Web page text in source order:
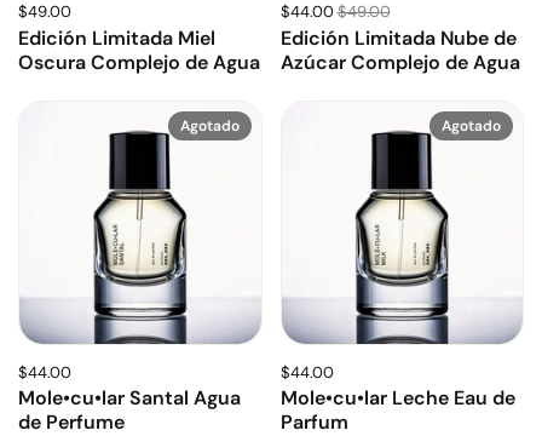
$49.00
Edición Limitada Miel
Oscura Complejo de Agua
$44.00$49.00
Edición Limitada Nube de
Azúcar Complejo de Agua
$44.00
Mole•cu•lar Santal Agua
de Perfume
Agotado
$44.00
Mole•cu•lar Leche Eau de
Parfum
Agotado